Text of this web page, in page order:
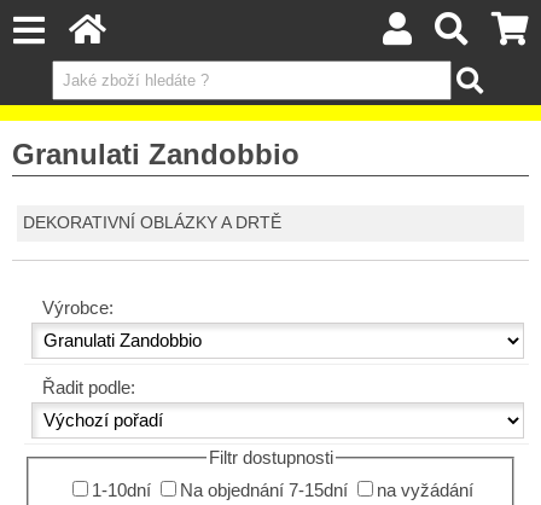
Granulati Zandobbio
DEKORATIVNÍ OBLÁZKY A DRTĚ
Výrobce:
Řadit podle:
Filtr dostupnosti
1-10dní
Na objednání 7-15dní na vyžádání